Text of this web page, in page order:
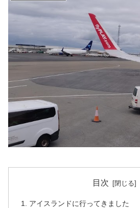
目次
アイスランドに行ってきました